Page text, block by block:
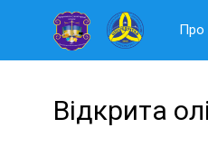
Про
Відкрита